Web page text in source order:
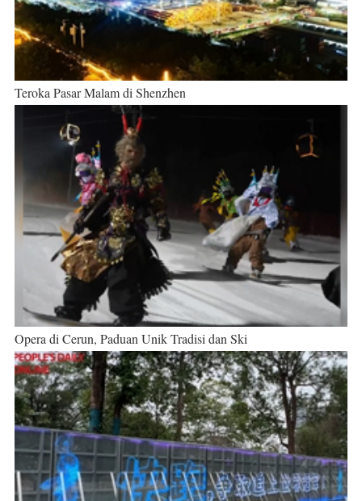
Teroka Pasar Malam di Shenzhen
Opera di Cerun, Paduan Unik Tradisi dan Ski